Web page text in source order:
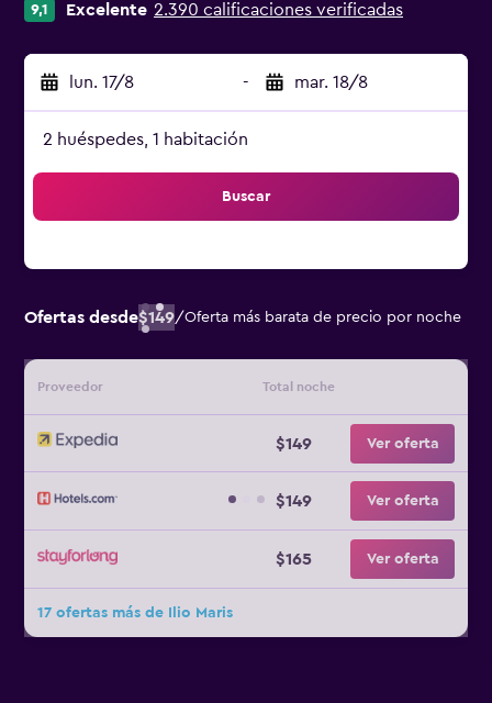
9,1 Excelente 2.390 calificaciones verificadas
lun. 17/8 - mar. 18/8
2 huéspedes, 1 habitación
Buscar
Ofertas desde$149/Oferta más barata de precio por noche
Proveedor Total noche
$149 Ver oferta
$149 Ver oferta
$165 Ver oferta
17 ofertas más de Ilio Maris